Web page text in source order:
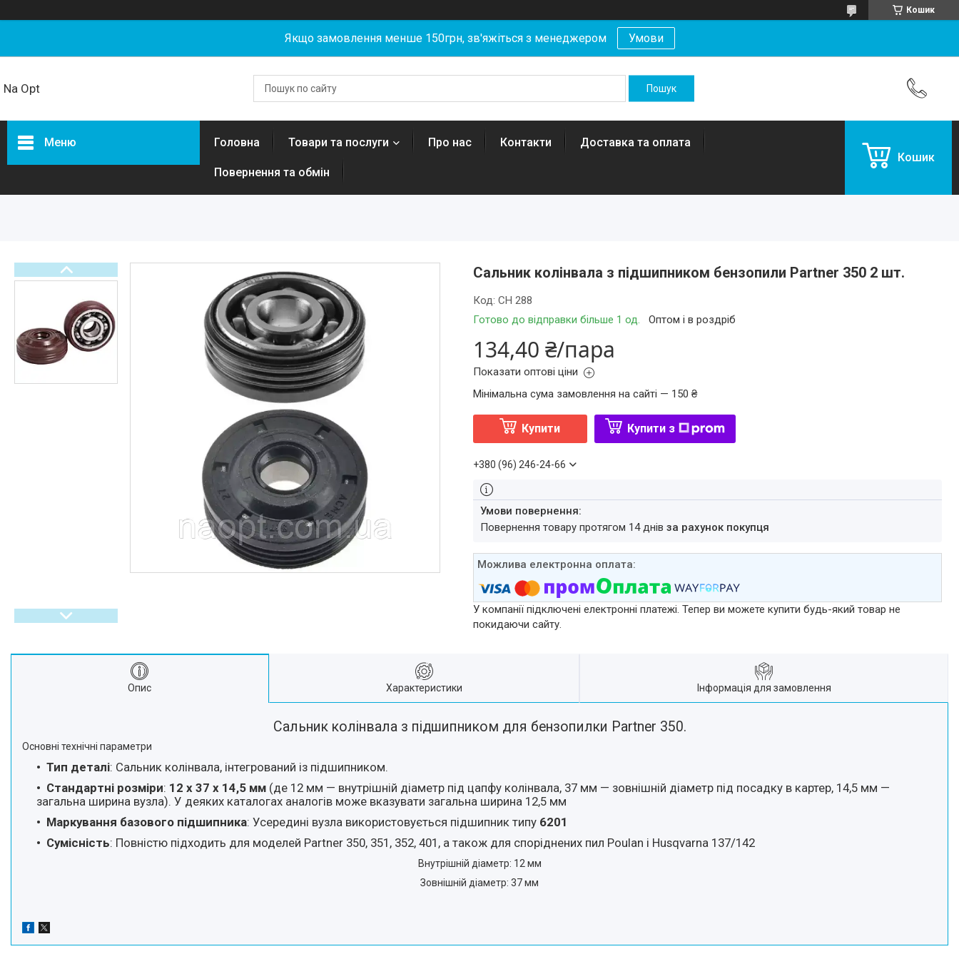
Кошик
Якщо замовлення менше 150грн, зв'яжіться з менеджером Умови
Na Opt
Меню
Риболовля
Бензозапчастини
Запчастини та комплектуючі
для електротехніки, самокатів,
гіроббордів, E-Bike.
Велосипеди,
Електровелосипеди Самокати
М'які іграшки
Головна Товари та послуги Про нас Контакти Доставка та оплата
Повернення та обмін
Кошик
Сальник колінвала з підшипником бензопили Partner 350 2 шт.
Готово до відправки більше 1 од. Оптом і в роздріб
Код: CH 288
134,40 ₴/пара
Показати оптові ціни
Мінімальна сума замовлення на сайті — 150 ₴
Купити Купити з
+380 (96) 246-24-66
повернення товару протягом 14 днів за рахунок покупця
У компанії підключені електронні платежі. Тепер ви можете купити будь-який товар не
покидаючи сайту.
Опис Характеристики Інформація для замовлення
Сальник колінвала з підшипником для бензопилки Partner 350.
Основні технічні параметри
Тип деталі: Сальник колінвала, інтегрований із підшипником.
Стандартні розміри: 12 х 37 х 14,5 мм (де 12 мм — внутрішній діаметр під цапфу колінвала, 37 мм — зовнішній діаметр під посадку в картер, 14,5 мм —
загальна ширина вузла). У деяких каталогах аналогів може вказувати загальна ширина 12,5 мм
Маркування базового підшипника: Усередині вузла використовується підшипник типу 6201
Сумісність: Повністю підходить для моделей Partner 350, 351, 352, 401, а також для споріднених пил Poulan і Husqvarna 137/142
Внутрішній діаметр: 12 мм
Зовнішній діаметр: 37 мм